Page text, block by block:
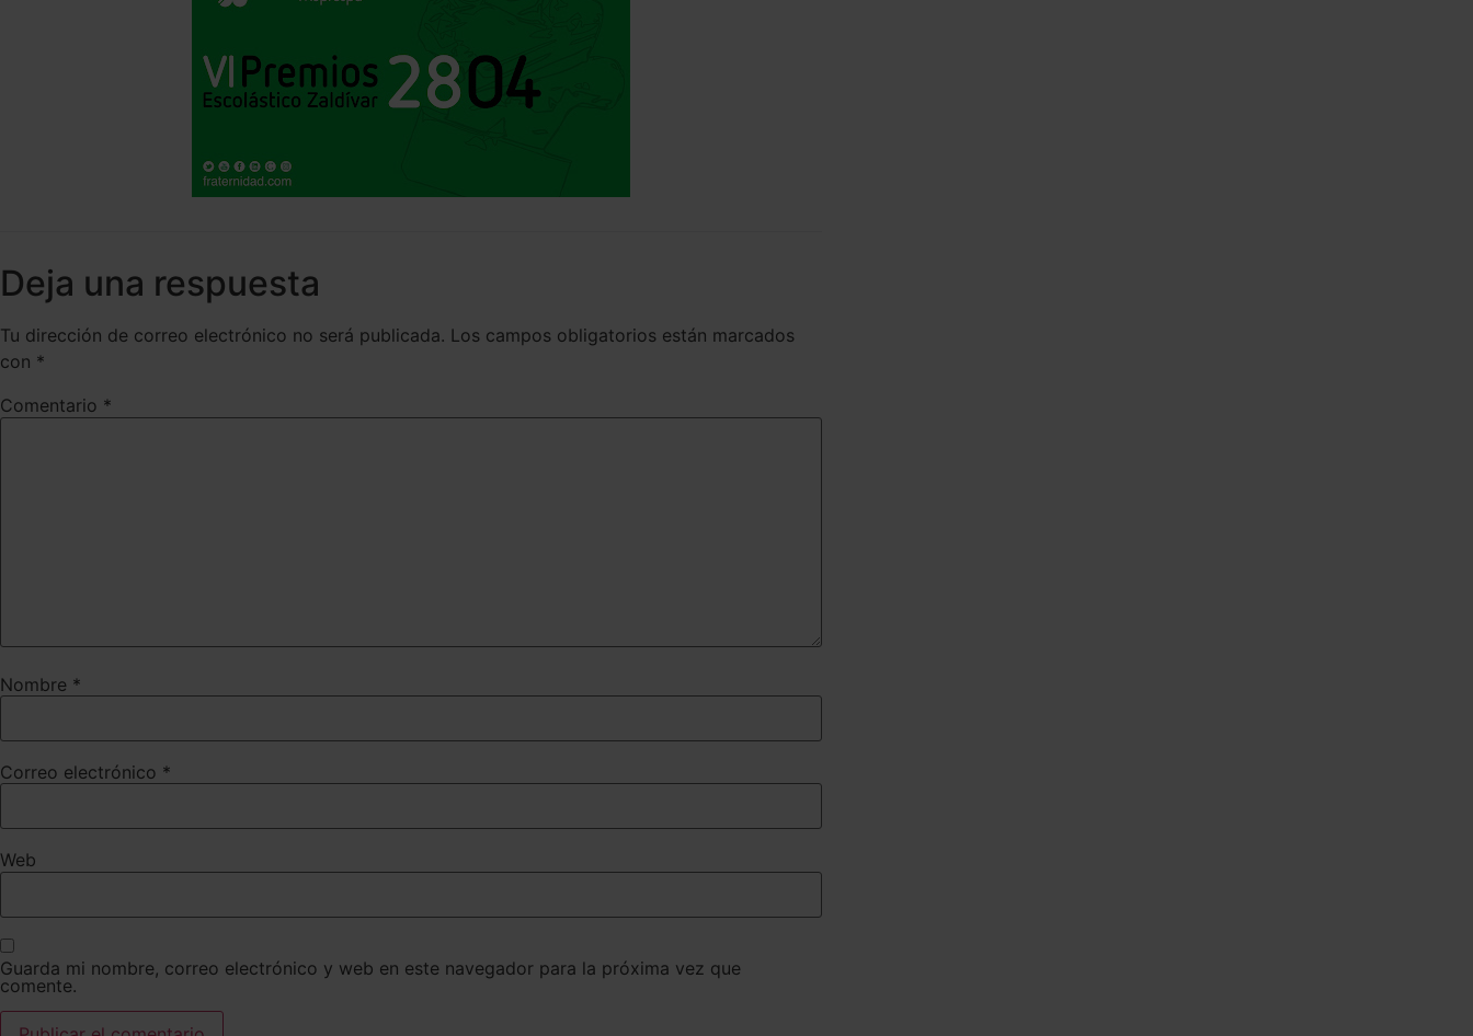
Deja una respuesta
Tu dirección de correo electrónico no será publicada. Los campos obligatorios están marcados
con *
Comentario *
Nombre *
Correo electrónico *
Web
Guarda mi nombre, correo electrónico y web en este navegador para la próxima vez que
comente.